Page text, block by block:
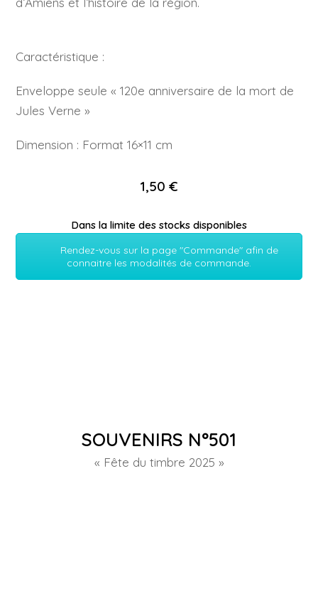
Caractéristique :
Enveloppe seule « 120e anniversaire de la mort de
Jules Verne »
Dimension : Format 16×11 cm
1,50 €
Dans la limite des stocks disponibles
Rendez-vous sur la page "Commande" afin de
connaitre les modalités de commande.
SOUVENIRS N°501
« Fête du timbre 2025 »